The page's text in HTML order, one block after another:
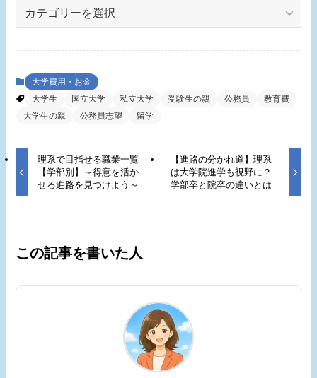
ー
大学費用・お金
大学生
国立大学 私立大学 受験生の親 公務員
教育費
大学生の親
公務員志望 留学
理系で目指せる職業一覧
【学部別】～得意を活か
せる進路を見つけよう～
【進路の分かれ道】理系
は大学院進学も視野に？
学部卒と院卒の違いとは
この記事を書いた人